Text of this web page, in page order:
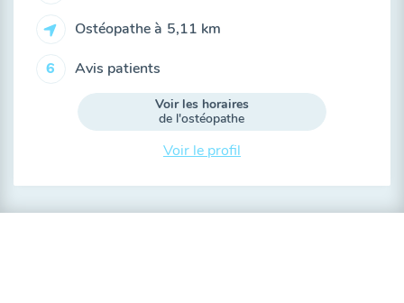
Ostéopathe à 5,11 km
6 Avis patients
Voir les horaires
de l'ostéopathe
Voir le profil